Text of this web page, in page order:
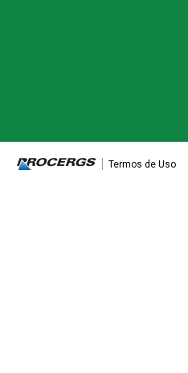
Termos de Uso